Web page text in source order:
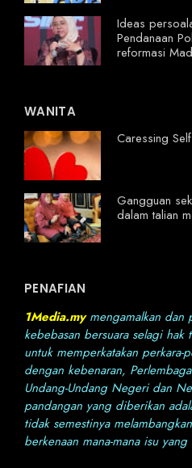
Ideas
Pendanaan
reformasi
WANITA
Caressing
Gangguan
dalam talian
PENAFIAN
1Media.mymengamalkan dan
kebebasan bersuara selagi
untuk memperkatakan perkara-
dengan kebenaran,
Undang-Undang Negeri dan
pandangan yang diberikan
tidak semestinya
berkenaan mana-mana isu